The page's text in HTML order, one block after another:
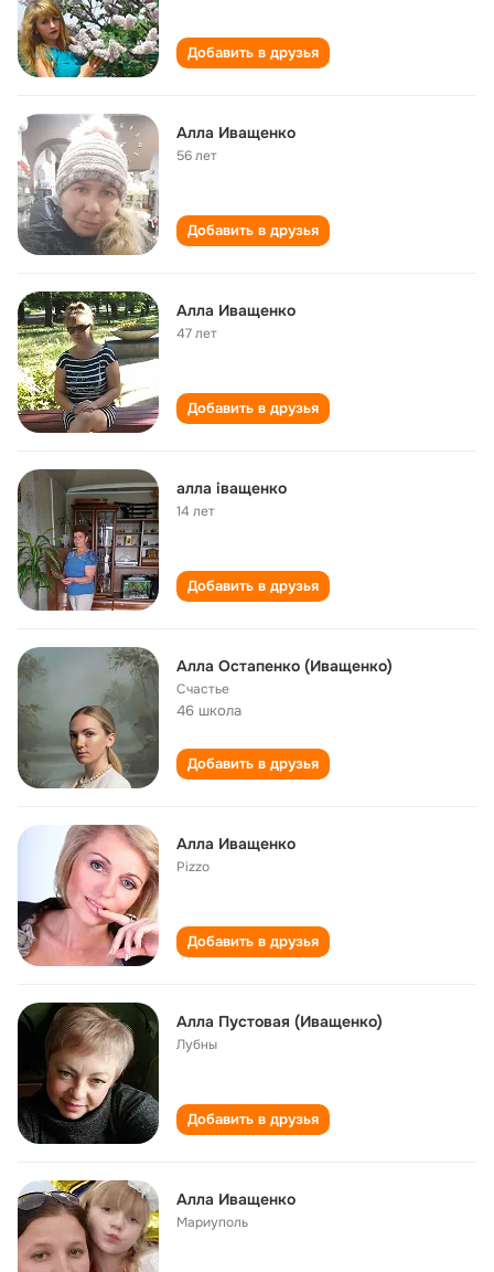
Добавить в друзья
Aлла Иващенко
56 лет
Добавить в друзья
Алла Иващенко
47 лет
Добавить в друзья
алла іващенко
14 лет
Добавить в друзья
Алла Остапенко (Иващенко)
Счастье
46 школа
Добавить в друзья
Алла Иващенко
Pizzo
Добавить в друзья
Алла Пустовая (Иващенко)
Лубны
Добавить в друзья
Алла Иващенко
Мариуполь